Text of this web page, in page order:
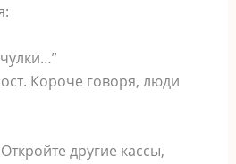
Короче говоря, люди
другие кассы,